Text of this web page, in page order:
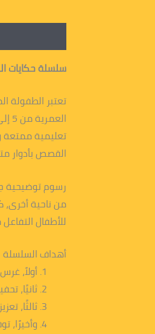
سلسلة حكايات البومة الحكيمة/8 أجزاء – قصص
تعتبر الطفولة
تعليمية ممتعة
القصص بأدوار
رسوم توضيحية
من ناحية
للأطفال
أهداف السلسلة
أولاً،
ثانيًا،
ثالثًا،